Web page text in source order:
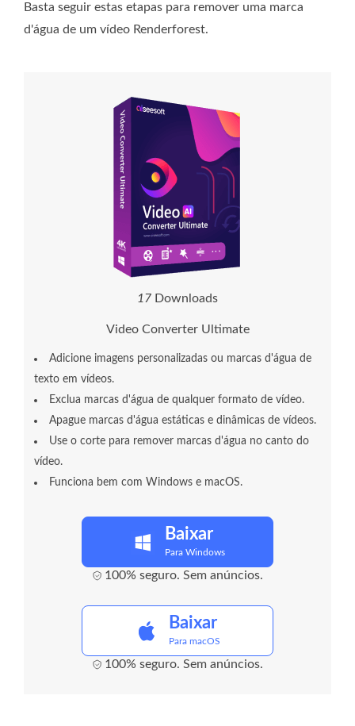
Basta seguir estas etapas para remover uma marca
d'água de um vídeo Renderforest.
18 Downloads
Video Converter Ultimate
Adicione imagens personalizadas ou marcas d'água de
texto em vídeos.
Exclua marcas d'água de qualquer formato de vídeo.
Apague marcas d'água estáticas e dinâmicas de vídeos.
Use o corte para remover marcas d'água no canto do
vídeo.
Funciona bem com Windows e macOS.
Baixar
Para Windows
100% seguro. Sem anúncios.
Baixar
Para macOS
100% seguro. Sem anúncios.